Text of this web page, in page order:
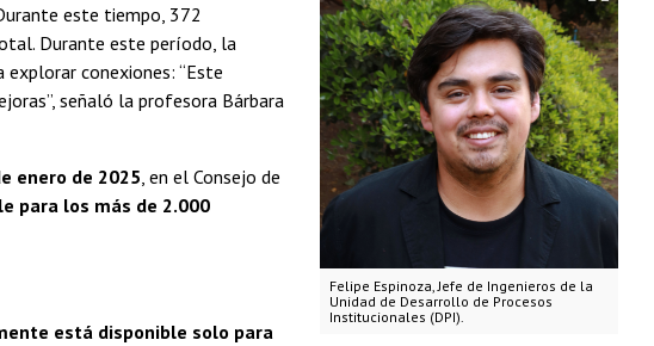
Felipe Espinoza, Jefe de Ingenieros de la
Unidad de Desarrollo de Procesos
Institucionales (DPI).
este tiempo, 372
Durante este período, la
conexiones: “Este
señaló la profesora Bárbara
enero de 2025 , en el Consejo de
para los más de 2.000
está disponible solo para